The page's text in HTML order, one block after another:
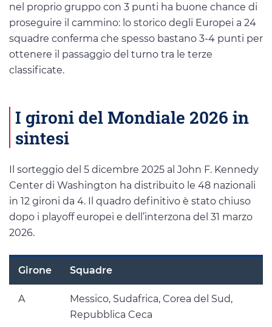
nel proprio gruppo con 3 punti ha buone chance di
proseguire il cammino: lo storico degli Europei a 24
squadre conferma che spesso bastano 3-4 punti per
ottenere il passaggio del turno tra le terze
classificate.
I gironi del Mondiale 2026 in
sintesi
Il sorteggio del 5 dicembre 2025 al John F. Kennedy
Center di Washington ha distribuito le 48 nazionali
in 12 gironi da 4. Il quadro definitivo è stato chiuso
dopo i playoff europei e dell’interzona del 31 marzo
2026.
Girone Squadre
A
Messico, Sudafrica, Corea del Sud,
Repubblica Ceca